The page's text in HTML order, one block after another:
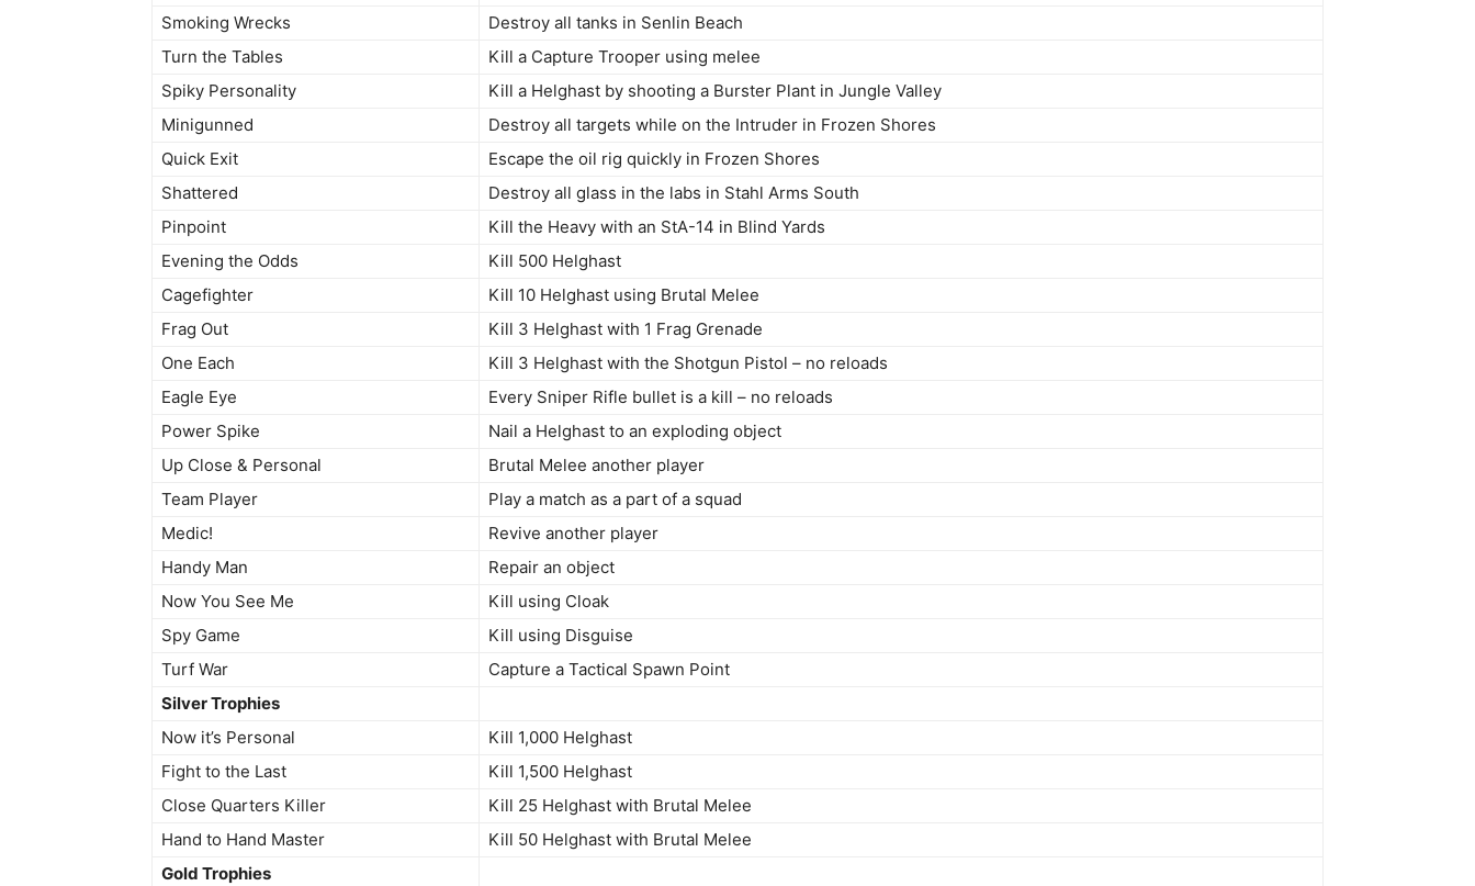
Smoking Wrecks
Destroy all tanks in Senlin Beach
Turn the Tables
Kill a Capture Trooper using melee
Spiky Personality
Kill a Helghast by shooting a Burster Plant in Jungle Valley
Minigunned
Destroy all targets while on the Intruder in Frozen Shores
Quick Exit
Escape the oil rig quickly in Frozen Shores
Shattered
Destroy all glass in the labs in Stahl Arms South
Pinpoint
Kill the Heavy with an StA-14 in Blind Yards
Evening the Odds
Kill 500 Helghast
Cagefighter
Kill 10 Helghast using Brutal Melee
Frag Out
Kill 3 Helghast with 1 Frag Grenade
One Each
Kill 3 Helghast with the Shotgun Pistol – no reloads
Eagle Eye
Every Sniper Rifle bullet is a kill – no reloads
Power Spike
Nail a Helghast to an exploding object
Up Close & Personal
Brutal Melee another player
Team Player
Play a match as a part of a squad
Medic!
Revive another player
Handy Man
Repair an object
Now You See Me
Kill using Cloak
Spy Game
Kill using Disguise
Turf War
Capture a Tactical Spawn Point
Silver Trophies
Now it’s Personal
Kill 1,000 Helghast
Fight to the Last
Kill 1,500 Helghast
Close Quarters Killer
Kill 25 Helghast with Brutal Melee
Hand to Hand Master
Kill 50 Helghast with Brutal Melee
Gold Trophies